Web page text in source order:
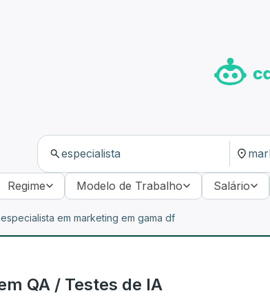
Regime Modelo de Trabalho Salário
em marketing em gama df
QA / Testes de IA